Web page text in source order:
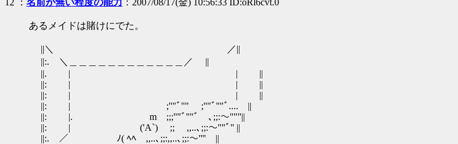
12 ： 名前が無い程度の能力 ：2007/08/17(金) 10:56:33 ID:oRl6cvt.0
あるメイドは賭けにでた。
||＼ ／||
||:. ＼＿＿＿＿＿＿＿＿＿＿＿＿／ ||
||. | | ||
||: | | ||
||: | | ||
||: | ;''"ﾞ''" ;''"ﾞ''"ﾞ.... ||
||: |. m ;;;''"ﾞ''"ﾞ ､;;:～''"''||
||: | ('A`) ;; ,,..､;;:～''"ﾞ'' ||
||:. ／￣￣￣￣￣ﾉ( ﾍﾍ ,,..､;;:,,..､;;:～'''' ||